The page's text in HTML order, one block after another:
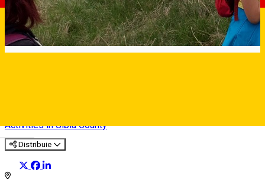
Activities in Sibiu County
Distribuie